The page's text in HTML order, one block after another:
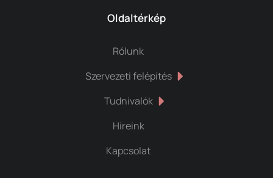
Oldaltérkép
Rólunk
Szervezeti felépítés
Tudnivalók
Híreink
Kapcsolat